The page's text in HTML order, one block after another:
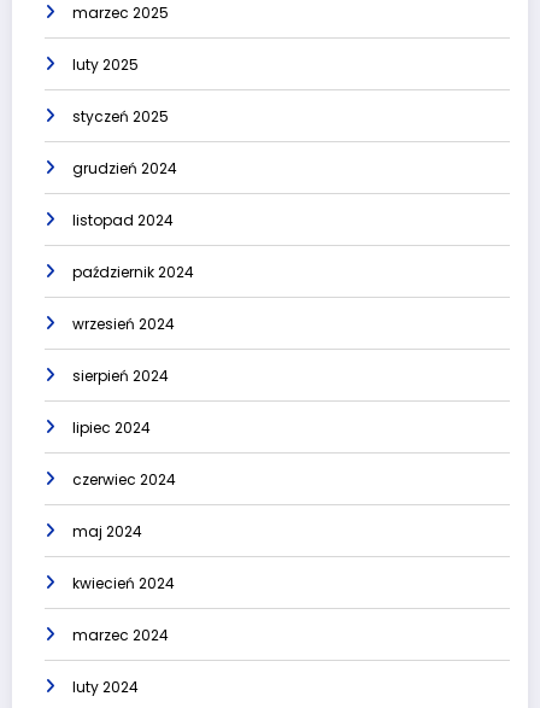
marzec 2025
luty 2025
styczeń 2025
grudzień 2024
listopad 2024
październik 2024
wrzesień 2024
sierpień 2024
lipiec 2024
czerwiec 2024
maj 2024
kwiecień 2024
marzec 2024
luty 2024